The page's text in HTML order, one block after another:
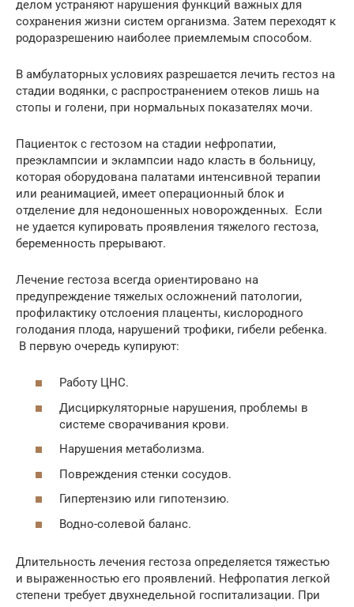
делом устраняют нарушения функций важных для
сохранения жизни систем организма. Затем переходят к
родоразрешению наиболее приемлемым способом.
В амбулаторных условиях разрешается лечить гестоз на
стадии водянки, с распространением отеков лишь на
стопы и голени, при нормальных показателях мочи.
Пациенток с гестозом на стадии нефропатии,
преэклампсии и эклампсии надо класть в больницу,
которая оборудована палатами интенсивной терапии
или реанимацией, имеет операционный блок и
отделение для недоношенных новорожденных. Если
не удается купировать проявления тяжелого гестоза,
беременность прерывают.
Лечение гестоза всегда ориентировано на
предупреждение тяжелых осложнений патологии,
профилактику отслоения плаценты, кислородного
голодания плода, нарушений трофики, гибели ребенка.
В первую очередь купируют:
Работу ЦНС.
Дисциркуляторные нарушения, проблемы в
системе сворачивания крови.
Нарушения метаболизма.
Повреждения стенки сосудов.
Гипертензию или гипотензию.
Водно-солевой баланс.
Длительность лечения гестоза определяется тяжестью
и выраженностью его проявлений. Нефропатия легкой
степени требует двухнедельной госпитализации. При